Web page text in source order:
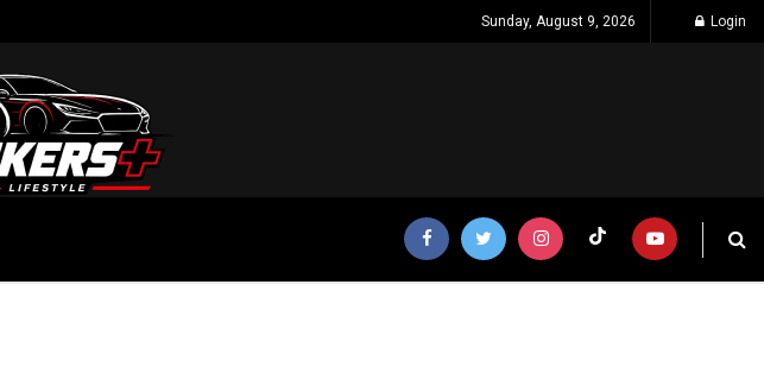
Sunday, August 9, 2026 Login